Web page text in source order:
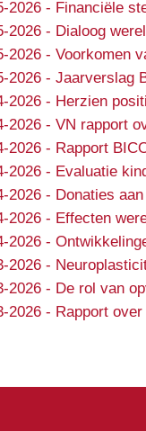
2026- Financiële
2026- Dialoog
2026- Voorkomen
2026- Jaarverslag
2026- Herzien
2026- VN rapport
2026- Rapport
2026- Evaluatie
2026- Donaties
2026- Effecten
2026-
2026-
2026- De rol van
2026- Rapport